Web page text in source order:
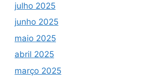
julho 2025
junho 2025
maio 2025
abril 2025
março 2025